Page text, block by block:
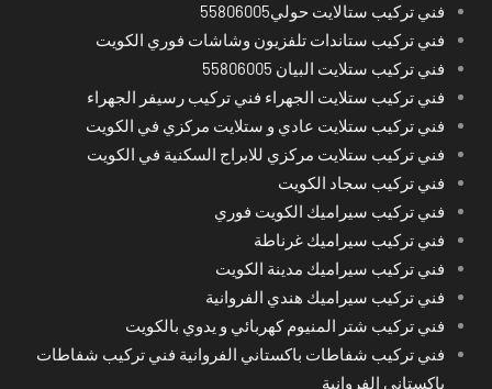
فني تركيب ستالايت حولي55806005
فني تركيب ستاندات تلفزيون وشاشات فوري الكويت
فني تركيب ستلايت البيان 55806005
فني تركيب ستلايت الجهراء فني تركيب رسيفر الجهراء
فني تركيب ستلايت عادي و ستلايت مركزي في الكويت
فني تركيب ستلايت مركزي للابراج السكنية في الكويت
فني تركيب سجاد الكويت
فني تركيب سيراميك الكويت فوري
فني تركيب سيراميك غرناطة
فني تركيب سيراميك مدينة الكويت
فني تركيب سيراميك هندي الفروانية
فني تركيب شتر المنيوم كهربائي و يدوي بالكويت
فني تركيب شفاطات باكستاني الفروانية فني تركيب شفاطات
باكستاني الفروانية